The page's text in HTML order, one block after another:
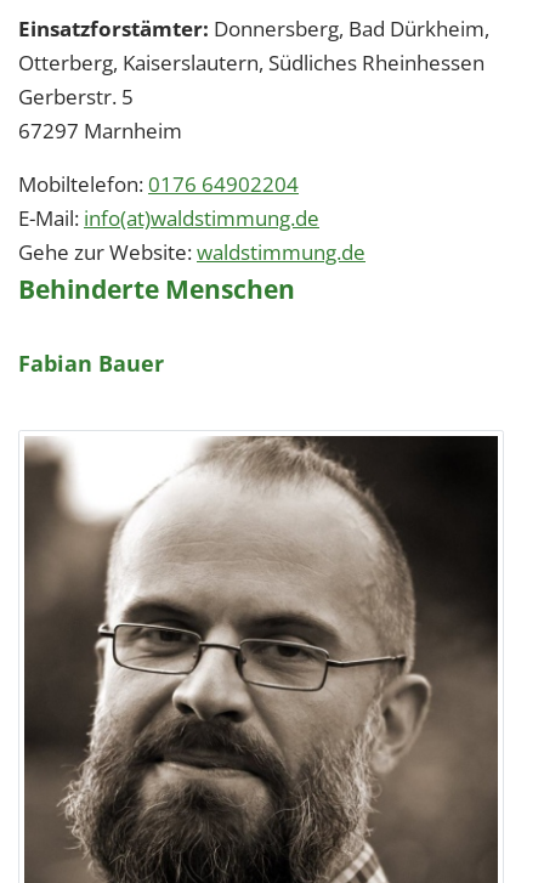
Einsatzforstämter: Donnersberg, Bad Dürkheim,
Otterberg, Kaiserslautern, Südliches Rheinhessen
Gerberstr. 5
67297 Marnheim
Mobiltelefon:0176 64902204
E-Mail: info(at)waldstimmung.de
Gehe zur Website:waldstimmung.de
Behinderte Menschen
Fabian Bauer